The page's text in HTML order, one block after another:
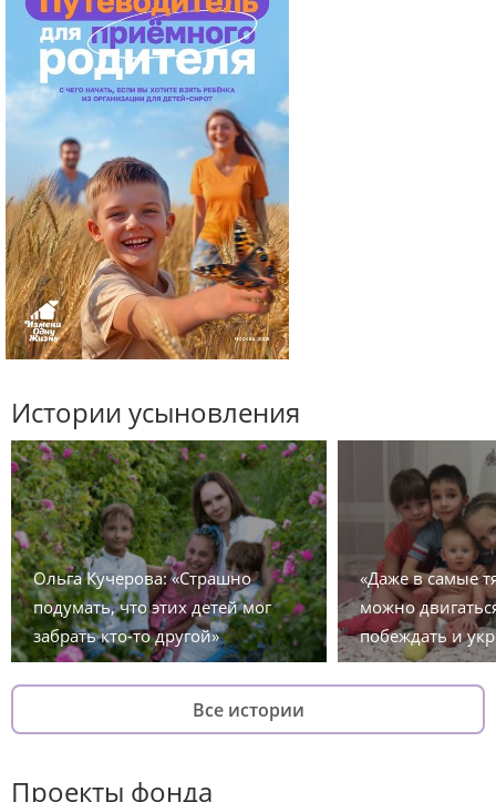
Истории усыновления
Ольга Кучерова: «Страшно
подумать, что этих детей мог
забрать кто-то другой»
«Даже в самые
можно
побеждать и
Все истории
Проекты фонда